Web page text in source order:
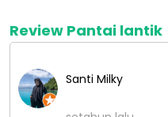
Review Pantai lantik
Santi Milky